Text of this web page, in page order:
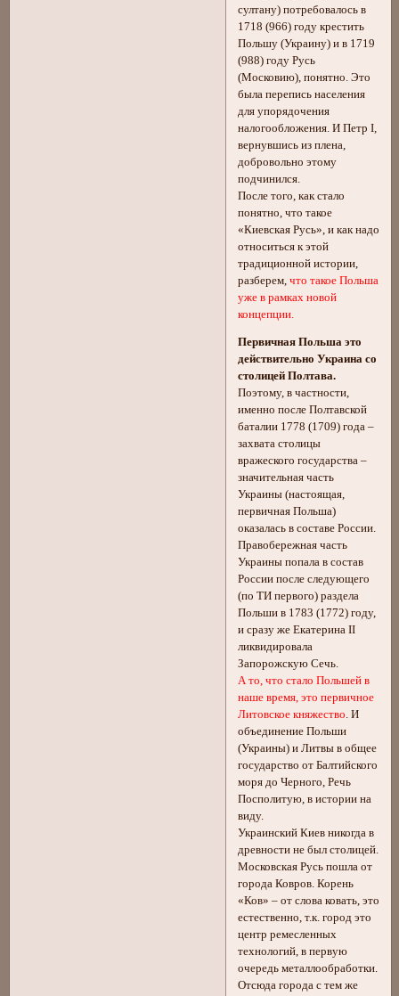
султану) потребовалось в
1718 (966) году крестить
Польшу (Украину) и в 1719
(988) году Русь
(Московию), понятно. Это
была перепись населения
для упорядочения
налогообложения. И Петр I,
вернувшись из плена,
добровольно этому
подчинился.
После того, как стало
понятно, что такое
«Киевская Русь», и как надо
относиться к этой
традиционной истории,
разберем,что такое Польша
уже в рамках новой
концепции.
Первичная Польша это
действительно Украина со
столицей Полтава.
Поэтому, в частности,
именно после Полтавской
баталии 1778 (1709) года –
захвата столицы
вражеского государства –
значительная часть
Украины (настоящая,
первичная Польша)
оказалась в составе России.
Правобережная часть
Украины попала в состав
России после следующего
(по ТИ первого) раздела
Польши в 1783 (1772) году,
и сразу же Екатерина II
ликвидировала
Запорожскую Сечь.
А то, что стало Польшей в
наше время, это первичное
Литовское княжество. И
объединение Польши
(Украины) и Литвы в общее
государство от Балтийского
моря до Черного, Речь
Посполитую, в истории на
виду.
Украинский Киев никогда в
древности не был столицей.
Московская Русь пошла от
города Ковров. Корень
«Ков» – от слова ковать, это
естественно, т.к. город это
центр ремесленных
технологий, в первую
очередь металлообработки.
Отсюда города с тем же